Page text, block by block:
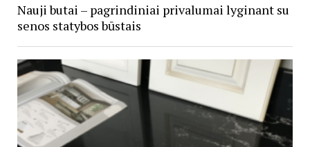
Nauji butai – pagrindiniai privalumai lyginant su
senos statybos būstais